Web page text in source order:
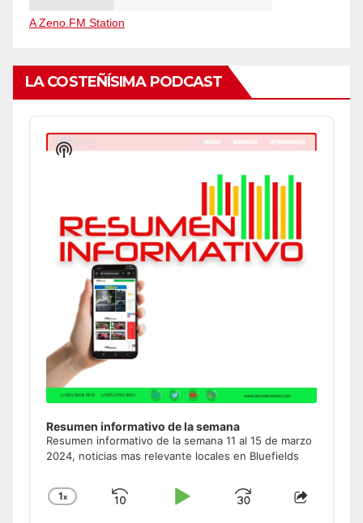
A Zeno.FM Station
LA COSTEÑÍSIMA PODCAST
Audio
Player
Resumen informativo de la semana
Resumen informativo de la semana 11 al 15 de marzo
2024, noticias mas relevante locales en Bluefields
Change
1x
Skip
Play
JumpShare
Show